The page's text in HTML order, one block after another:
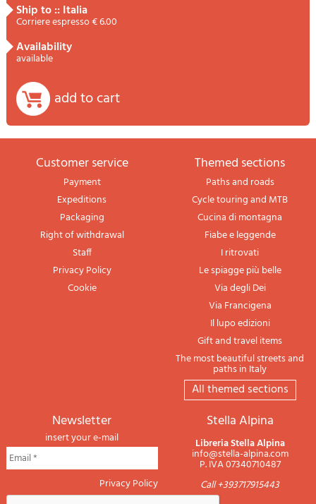
ship to :: Italia
Corriere espresso € 6.00
availability
available
add to cart
Customer service
Payment
Expeditions
Packaging
Right of withdrawal
Staff
Privacy Policy
Cookie
themed sections
Paths and roads
Cycle touring and MTB
Cucina di montagna
Fiabe e leggende
I ritrovati
Le spiagge più belle
Via degli Dei
Via Francigena
Il lupo edizioni
Gift and travel items
The most beautiful streets and
paths in Italy
All themed sections
newsletter
insert your e-mail
Privacy Policy
Stella Alpina
Libreria Stella Alpina
info@stella-alpina.com
P. IVA 07340710487
Call +393717915443